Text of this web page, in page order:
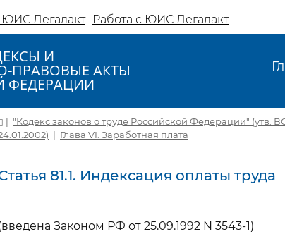
Легалакт Работа с ЮИС Легалакт
И
ПРАВОВЫЕ АКТЫ
ФЕДЕРАЦИИ
| "Кодекс законов о труде Российской Федерации" (утв.
| Глава VI. Заработная плата
81.1. Индексация оплаты труда
Законом РФ от 25.09.1992 N 3543-1)